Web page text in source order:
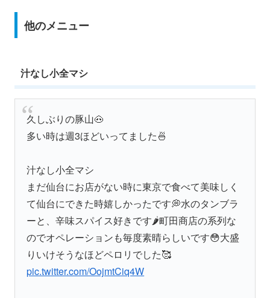
他のメニュー
汁なし小全マシ
久しぶりの豚山🐽
多い時は週3ほどいってました🍜
汁なし小全マシ
まだ仙台にお店がない時に東京で食べて美味しく
て仙台にできた時嬉しかったです💭水のタンブラ
ーと、辛味スパイス好きです🌶️町田商店の系列な
のでオペレーションも毎度素晴らしいです😳大盛
りいけそうなほどペロリでした🥰
pic.twitter.com/OojmtCiq4W